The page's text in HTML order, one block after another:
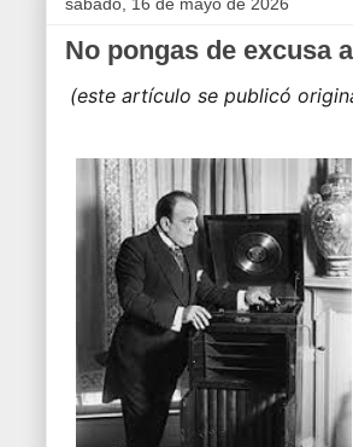
No pongas de excusa
(este artículo se publicó